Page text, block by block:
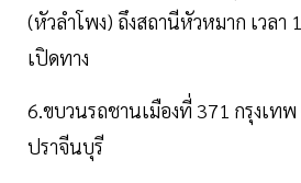
(หัวลำโพง) ถึงสถานีหัวหมาก เวลา
เปิดทาง
6.ขบวนรถชานเมืองที่ 371 กรุงเท
ปราจีนบุรี